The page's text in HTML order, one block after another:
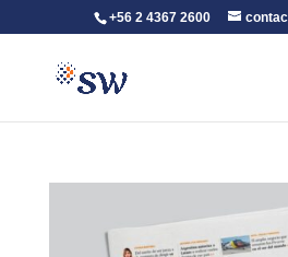
+56 2 4367 2600